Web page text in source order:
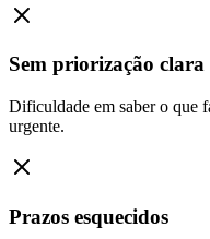
Sem priorização clara
Dificuldade em saber o que
urgente.
Prazos esquecidos